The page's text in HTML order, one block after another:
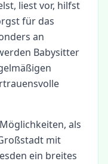
liest vor, hilfst
für das
an
Babysitter
als
mit
ein breites